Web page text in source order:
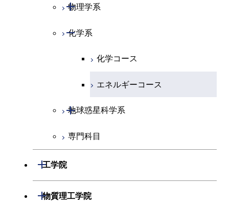
数学コース
物理学系
開閉
化学系
開閉
化学コース
エネルギーコース
地球惑星科学系
開閉
地球惑星科学コース
専門科目
工学院
開閉
機械系
開閉
物質理工学院
開閉